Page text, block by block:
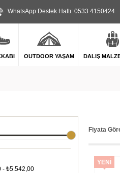
WhatsApp Destek Hattı: 0533 4150424
OUTDOOR YAŞAM DALIŞ
- ₺5.542,00
Fiyata
YENI